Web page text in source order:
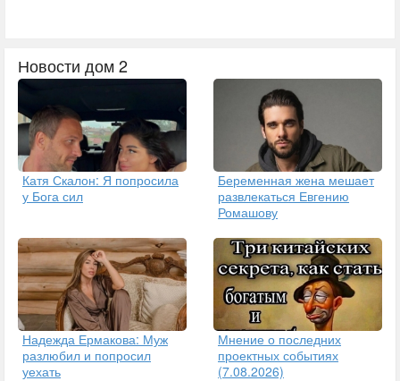
Новости дом 2
Катя Скалон: Я попросила
у Бога сил
Беременная жена мешает
развлекаться Евгению
Ромашову
Надежда Ермакова: Муж
разлюбил и попросил
уехать
Мнение о последних
проектных событиях
(7.08.2026)